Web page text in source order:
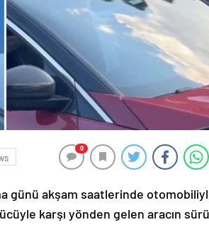
0
günü akşam saatlerinde
karşı yönden gelen aracın